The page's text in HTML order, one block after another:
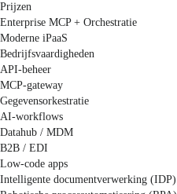
Prijzen
Enterprise MCP + Orchestratie
Moderne iPaaS
Bedrijfsvaardigheden
API-beheer
MCP-gateway
Gegevensorkestratie
AI-workflows
Datahub / MDM
B2B / EDI
Low-code apps
Intelligente documentverwerking (IDP)